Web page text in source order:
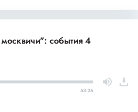
события 4
53:26